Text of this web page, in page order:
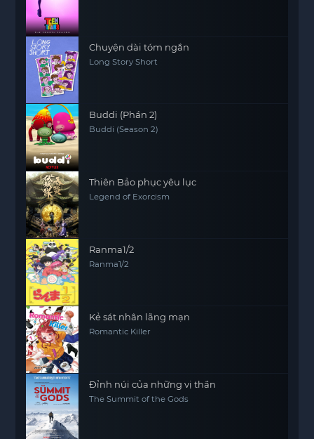
Chuyện dài tóm ngắn
Long Story Short
Buddi (Phần 2)
Buddi (Season 2)
Thiên Bảo phục yêu lục
Legend of Exorcism
Ranma1/2
Ranma1/2
Kẻ sát nhân lãng mạn
Romantic Killer
Đỉnh núi của những vị thần
The Summit of the Gods